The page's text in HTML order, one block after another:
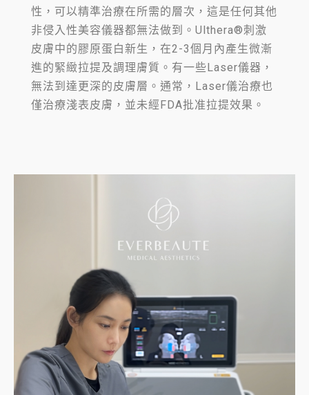
性，可以精準治療在所需的層次，這是任何其他
非侵入性美容儀器都無法做到。Ulthera®刺激
皮膚中的膠原蛋白新生，在2-3個月內產生微漸
進的緊緻拉提及調理膚質。有一些Laser儀器，
無法到達更深的皮膚層。通常，Laser儀治療也
僅治療淺表皮膚，並未經FDA批准拉提效果。